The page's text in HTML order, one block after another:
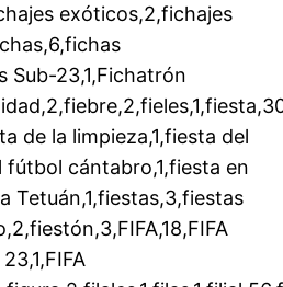
exóticos,2,fichajes
Sub-23,1,Fichatrón
de la limpieza,1,fiesta del
fútbol cántabro,1,fiesta en
Tetuán,1,fiestas,3,fiestas